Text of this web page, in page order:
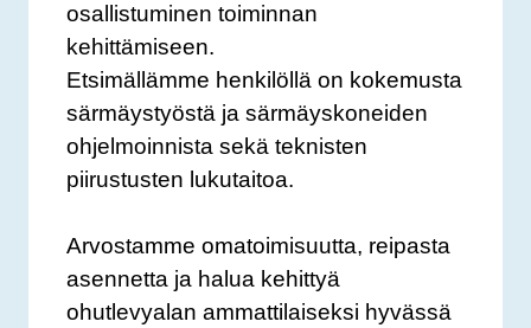
osallistuminen toiminnan
kehittämiseen.
Etsimällämme henkilöllä on kokemusta
särmäystyöstä ja särmäyskoneiden
ohjelmoinnista sekä teknisten
piirustusten lukutaitoa.
Arvostamme omatoimisuutta, reipasta
asennetta ja halua kehittyä
ohutlevyalan ammattilaiseksi hyvässä